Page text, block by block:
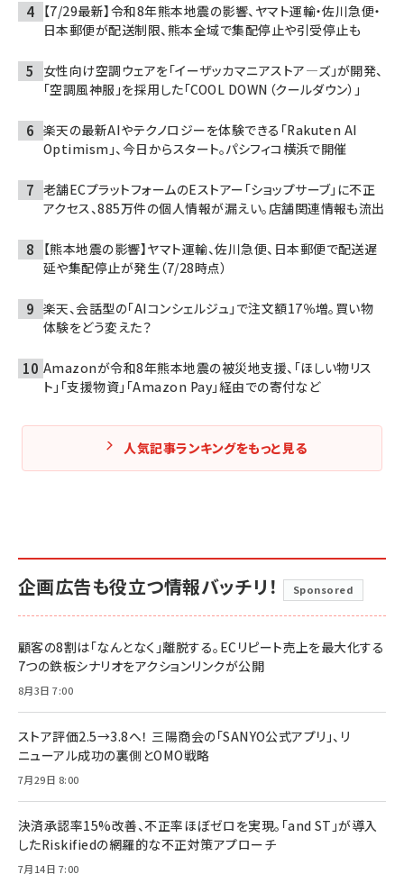
【7/29最新】令和8年熊本地震の影響、ヤマト運輸・佐川急便・
日本郵便が配送制限、熊本全域で集配停止や引受停止も
女性向け空調ウェアを「イーザッカマニアストア―ズ」が開発、
「空調風神服」を採用した「COOL DOWN（クールダウン）」
楽天の最新AIやテクノロジーを体験できる「Rakuten AI
Optimism」、今日からスタート。パシフィコ横浜で開催
老舗ECプラットフォームのEストアー「ショップサーブ」に不正
アクセス、885万件の個人情報が漏えい。店舗関連情報も流出
【熊本地震の影響】ヤマト運輸、佐川急便、日本郵便で配送遅
延や集配停止が発生（7/28時点）
楽天、会話型の「AIコンシェルジュ」で注文額17％増。買い物
体験をどう変えた？
Amazonが令和8年熊本地震の被災地支援、「ほしい物リス
ト」「支援物資」「Amazon Pay」経由での寄付など
人気記事ランキングをもっと見る
企画広告も役立つ情報バッチリ！ Sponsored
顧客の8割は「なんとなく」離脱する。ECリピート売上を最大化する
7つの鉄板シナリオをアクションリンクが公開
8月3日 7:00
ストア評価2.5→3.8へ！ 三陽商会の「SANYO公式アプリ」、リ
ニューアル成功の裏側とOMO戦略
7月29日 8:00
決済承認率15%改善、不正率ほぼゼロを実現。「and ST」が導入
したRiskifiedの網羅的な不正対策アプローチ
7月14日 7:00